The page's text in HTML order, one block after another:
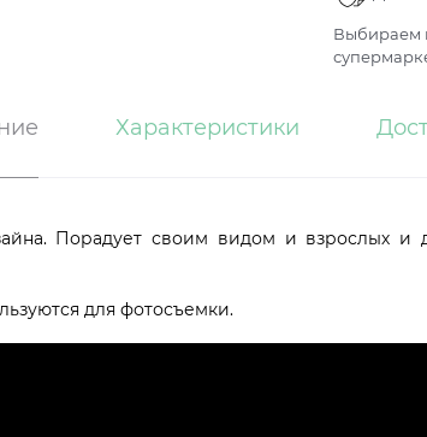
Выбираем
Характеристики
Порадует своим видом и взрослых и
для фотосъемки.